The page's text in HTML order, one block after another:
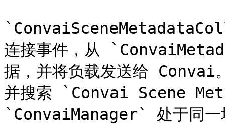
连接事件，从
据，并将负载发送给
并搜索 `Convai Scene
`ConvaiManager` 处于同一